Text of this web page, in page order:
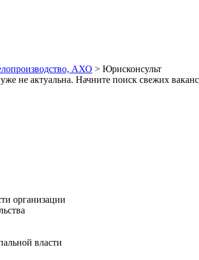
АХО > Юрисконсульт
не актуальна. Начните поиск свежих
организации
власти